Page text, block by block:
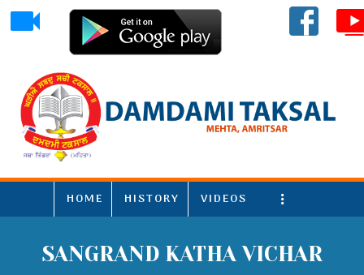
HOME HISTORY VIDEOS More
SANGRAND KATHA VICHAR